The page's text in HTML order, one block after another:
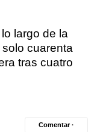
largo de la
cuarenta
tras cuatro
Comentar ·